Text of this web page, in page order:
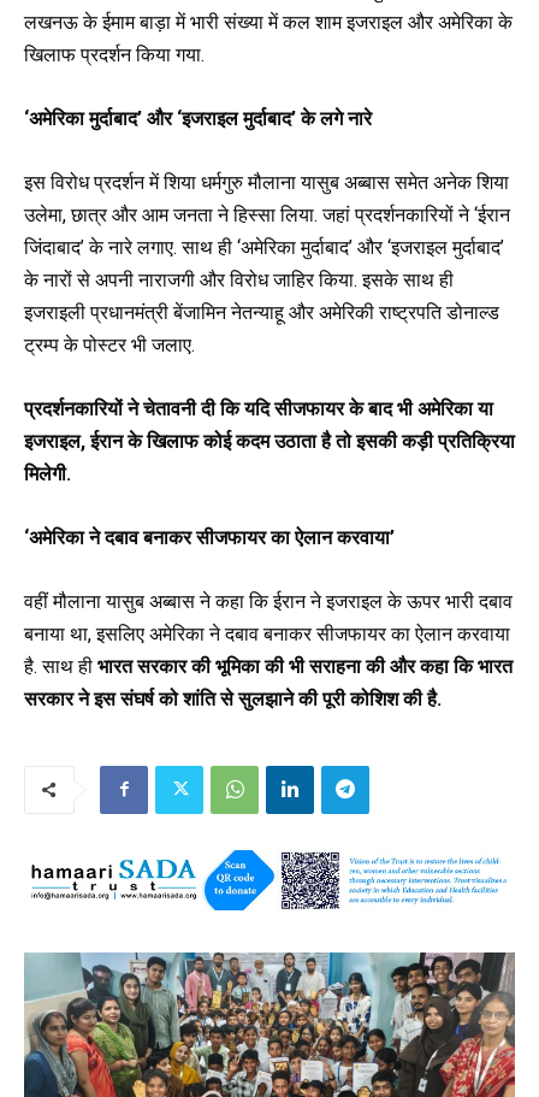
लखनऊ के ईमाम बाड़ा में भारी संख्या में कल शाम इजराइल और अमेरिका के
खिलाफ प्रदर्शन किया गया.
‘अमेरिका मुर्दाबाद’ और ‘इजराइल मुर्दाबाद’ के लगे नारे
इस विरोध प्रदर्शन में शिया धर्मगुरु मौलाना यासुब अब्बास समेत अनेक शिया
उलेमा, छात्र और आम जनता ने हिस्सा लिया. जहां प्रदर्शनकारियों ने ‘ईरान
जिंदाबाद’ के नारे लगाए. साथ ही ‘अमेरिका मुर्दाबाद’ और ‘इजराइल मुर्दाबाद’
के नारों से अपनी नाराजगी और विरोध जाहिर किया. इसके साथ ही
इजराइली प्रधानमंत्री बेंजामिन नेतन्याहू और अमेरिकी राष्ट्रपति डोनाल्ड
ट्रम्प के पोस्टर भी जलाए.
प्रदर्शनकारियों ने चेतावनी दी कि यदि सीजफायर के बाद भी अमेरिका या
इजराइल, ईरान के खिलाफ कोई कदम उठाता है तो इसकी कड़ी प्रतिक्रिया
मिलेगी.
‘अमेरिका ने दबाव बनाकर सीजफायर का ऐलान करवाया’
वहीं मौलाना यासुब अब्बास ने कहा कि ईरान ने इजराइल के ऊपर भारी दबाव
बनाया था, इसलिए अमेरिका ने दबाव बनाकर सीजफायर का ऐलान करवाया
है. साथ ही भारत सरकार की भूमिका की भी सराहना की और कहा कि भारत
सरकार ने इस संघर्ष को शांति से सुलझाने की पूरी कोशिश की है.